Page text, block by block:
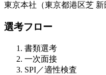
東京本社（東京都港区芝 新
選考フロー
書類選考
一次面接
SPI／適性検査